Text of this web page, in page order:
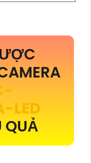
LED
QUẢ